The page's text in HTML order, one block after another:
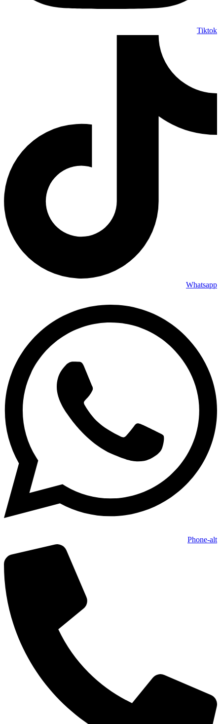
Tiktok
Whatsapp
Phone-alt